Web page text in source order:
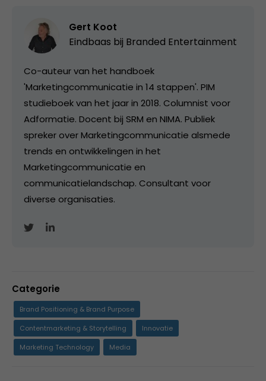
Gert Koot
Eindbaas bij Branded Entertainment
Co-auteur van het handboek
'Marketingcommunicatie in 14 stappen'. PIM
studieboek van het jaar in 2018. Columnist voor
Adformatie. Docent bij SRM en NIMA. Publiek
spreker over Marketingcommunicatie alsmede
trends en ontwikkelingen in het
Marketingcommunicatie en
communicatielandschap. Consultant voor
diverse organisaties.
Categorie
Brand Positioning & Brand Purpose
Contentmarketing & Storytelling
Innovatie
Marketing Technology
Media